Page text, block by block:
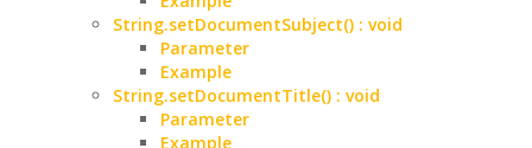
String.setDocumentSubject() : void
Parameter
Example
String.setDocumentTitle() : void
Parameter
Example